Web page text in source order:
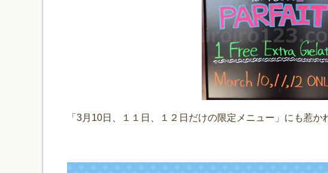
「3月10日、１１日、１２日だけの限定メニュー」にも惹か